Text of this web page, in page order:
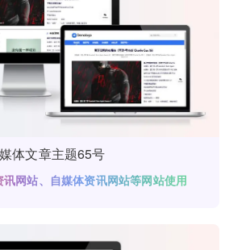
体文章主题65号
网站、自媒体资讯网站等网站使用